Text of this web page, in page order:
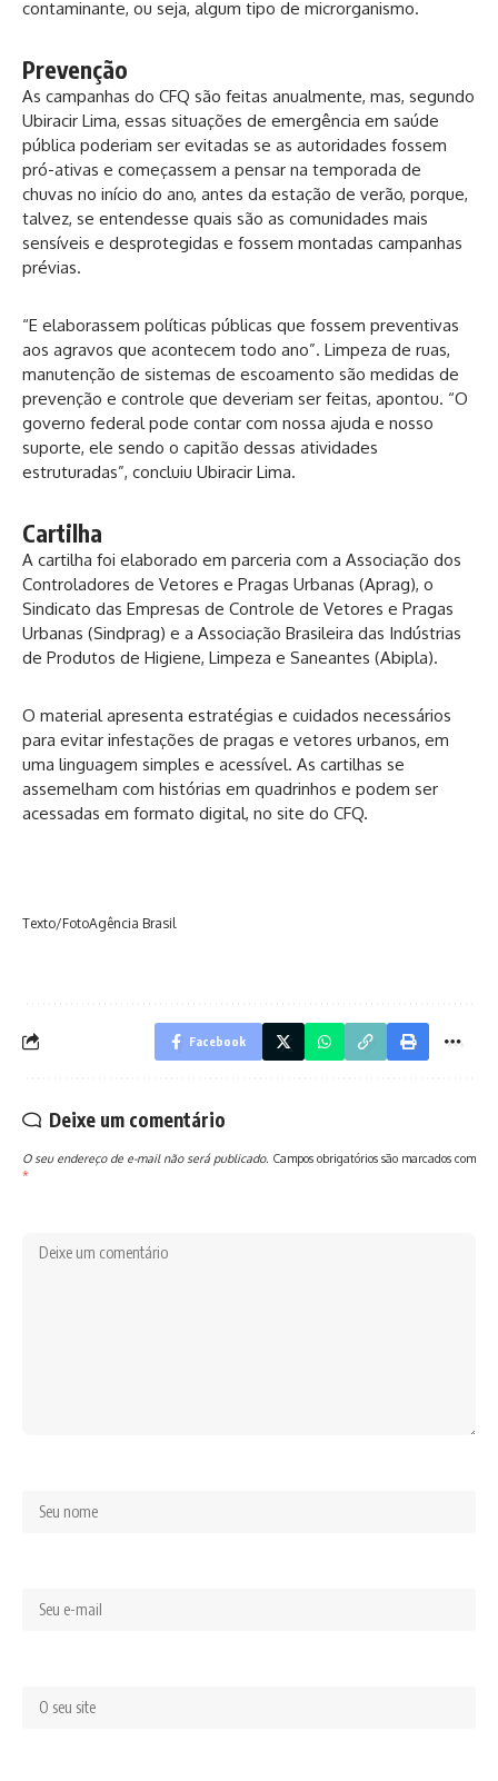
contaminante, ou seja, algum tipo de microrganismo.
Prevenção
As campanhas do CFQ são feitas anualmente, mas, segundo
Ubiracir Lima, essas situações de emergência em saúde
pública poderiam ser evitadas se as autoridades fossem
pró-ativas e começassem a pensar na temporada de
chuvas no início do ano, antes da estação de verão, porque,
talvez, se entendesse quais são as comunidades mais
sensíveis e desprotegidas e fossem montadas campanhas
prévias.
“E elaborassem políticas públicas que fossem preventivas
aos agravos que acontecem todo ano”. Limpeza de ruas,
manutenção de sistemas de escoamento são medidas de
prevenção e controle que deveriam ser feitas, apontou. “O
governo federal pode contar com nossa ajuda e nosso
suporte, ele sendo o capitão dessas atividades
estruturadas”, concluiu Ubiracir Lima.
Cartilha
A cartilha foi elaborado em parceria com a Associação dos
Controladores de Vetores e Pragas Urbanas (Aprag), o
Sindicato das Empresas de Controle de Vetores e Pragas
Urbanas (Sindprag) e a Associação Brasileira das Indústrias
de Produtos de Higiene, Limpeza e Saneantes (Abipla).
O material apresenta estratégias e cuidados necessários
para evitar infestações de pragas e vetores urbanos, em
uma linguagem simples e acessível. As cartilhas se
assemelham com histórias em quadrinhos e podem ser
acessadas em formato digital, no site do CFQ.
Texto/FotoAgência Brasil
Facebook
Deixe um comentário
O seu endereço de e-mail não será publicado. Campos obrigatórios são marcados com
*